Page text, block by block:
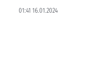
01:41 16.01.2024